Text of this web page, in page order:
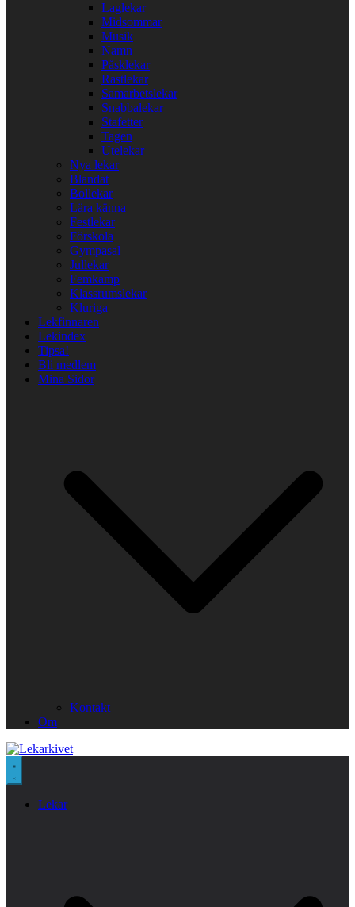
Laglekar
Midsommar
Musik
Namn
Påsklekar
Rastlekar
Samarbetslekar
Snabbalekar
Stafetter
Tagen
Utelekar
Nya lekar
Blandat
Bollekar
Lära känna
Festlekar
Förskola
Gympasal
Jullekar
Femkamp
Klassrumslekar
Kluriga
Lekfinnaren
Lekindex
Tipsa!
Bli medlem
Mina Sidor
Kontakt
Om
Lekar